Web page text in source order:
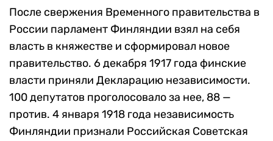
После свержения Временного правительства в
России парламент Финляндии взял на себя
власть в княжестве и сформировал новое
правительство. 6 декабря 1917 года финские
власти приняли Декларацию независимости.
100 депутатов проголосовало за нее, 88 —
против. 4 января 1918 года независимость
Финляндии признали Российская Советская